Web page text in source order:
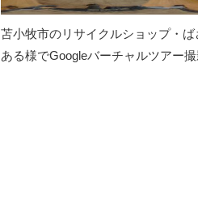
苫小牧市のリサイクルショップ・ば
ある様でGoogleバーチャルツアー